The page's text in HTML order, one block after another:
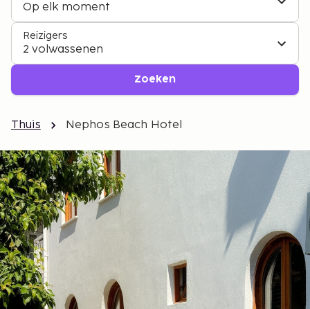
Op elk moment
Reizigers
2 volwassenen
Zoeken
Thuis Nephos Beach Hotel